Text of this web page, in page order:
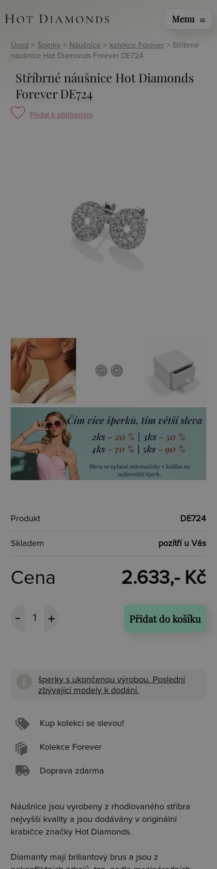
Menu menu
Úvod > Šperky > Náušnice > kolekce Forever > Stříbrné
náušnice Hot Diamonds Forever DE724
Stříbrné náušnice Hot Diamonds
Forever DE724
Přidat k oblíbeným
Produkt DE724
Skladem pozítří u Vás
Cena 2.633,- Kč
Přidat do košíku
šperky s ukončenou výrobou. Poslední
zbývající modely k dodání.
Kup kolekci se slevou!
Kolekce Forever
Doprava zdarma
Náušnice jsou vyrobeny z rhodiovaného stříbra
nejvyšší kvality a jsou dodávány v originální
krabičce značky Hot Diamonds.
Diamanty mají briliantový brus a jsou z